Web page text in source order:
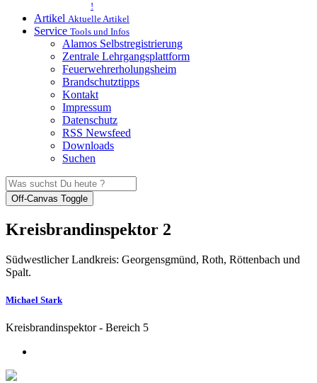
!
Artikel Aktuelle Artikel
Service Tools und Infos
Alamos Selbstregistrierung
Zentrale Lehrgangsplattform
Feuerwehrerholungsheim
Brandschutztipps
Kontakt
Impressum
Datenschutz
RSS Newsfeed
Downloads
Suchen
Off-Canvas Toggle
Kreisbrandinspektor 2
Südwestlicher Landkreis: Georgensgmünd, Roth, Röttenbach und
Spalt.
Michael Stark
Kreisbrandinspektor - Bereich 5